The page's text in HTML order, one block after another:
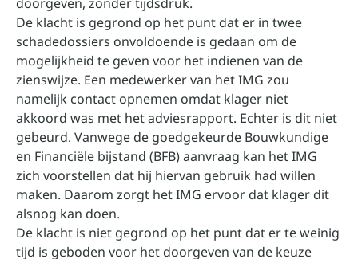
De klacht is gegrond op het punt dat er in twee
schadedossiers onvoldoende is gedaan om de
mogelijkheid te geven voor het indienen van de
zienswijze. Een medewerker van het IMG zou
namelijk contact opnemen omdat klager niet
akkoord was met het adviesrapport. Echter is dit niet
gebeurd. Vanwege de goedgekeurde Bouwkundige
en Financiële bijstand (BFB) aanvraag kan het IMG
zich voorstellen dat hij hiervan gebruik had willen
maken. Daarom zorgt het IMG ervoor dat klager dit
alsnog kan doen.
De klacht is niet gegrond op het punt dat er te weinig
tijd is geboden voor het doorgeven van de keuze